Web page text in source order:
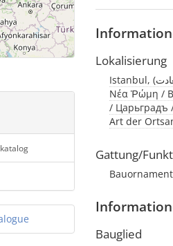
©OpenStreetMap.
Lokalisierung
Istanbul, (درسعادت / Byzantion / قسطنطينيه / Βυζάντιον / Constantinopolis / Konstantinopel /
Νέα Ῥώμη /
/ Царьградъ
Art der
Gattung/
Bauglied